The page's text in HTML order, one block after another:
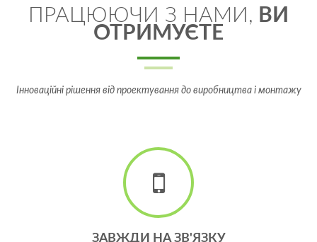
ПРАЦЮЮЧИ З НАМИ, ВИ
ОТРИМУЄТЕ
Інноваційні рішення від проектування до виробництва і монтажу
ЗАВЖДИ НА ЗВ'ЯЗКУ